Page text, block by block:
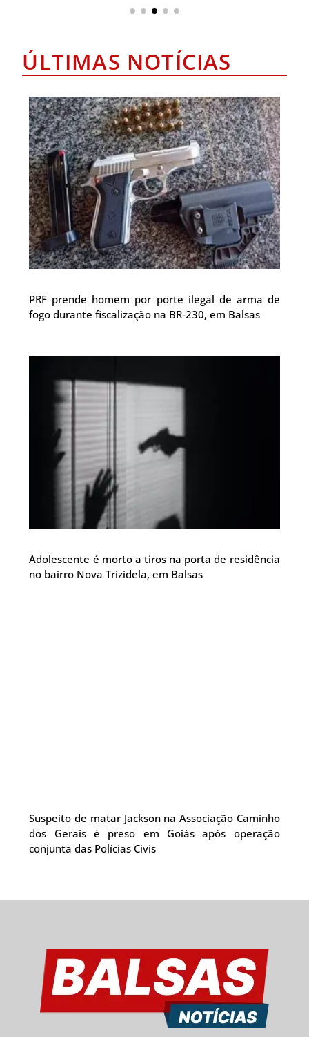
ÚLTIMAS NOTÍCIAS
PRF prende homem por porte ilegal de arma de
fogo durante fiscalização na BR-230, em Balsas
Adolescente é morto a tiros na porta de residência
no bairro Nova Trizidela, em Balsas
Suspeito de matar Jackson na Associação Caminho
dos Gerais é preso em Goiás após operação
conjunta das Polícias Civis